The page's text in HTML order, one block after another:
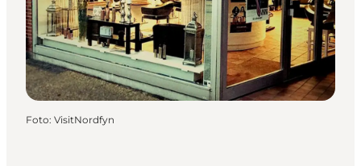
Reiseplanung
Foto: VisitNordfyn